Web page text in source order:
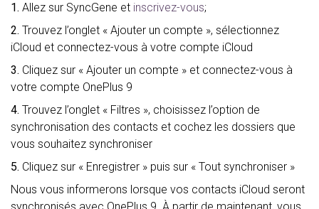
1. Allez sur SyncGene et inscrivez-vous;
2. Trouvez l’onglet « Ajouter un compte », sélectionnez
iCloud et connectez-vous à votre compte iCloud
3. Cliquez sur « Ajouter un compte » et connectez-vous à
votre compte OnePlus 9
4. Trouvez l’onglet « Filtres », choisissez l’option de
synchronisation des contacts et cochez les dossiers que
vous souhaitez synchroniser
5. Cliquez sur « Enregistrer » puis sur « Tout synchroniser »
Nous vous informerons lorsque vos contacts iCloud seront